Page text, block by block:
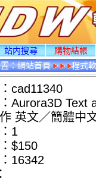
站内搜尋
購物結帳
：網站首頁 程式
cad11340
Aurora3D Text
英文／簡體中
1
$150
16342